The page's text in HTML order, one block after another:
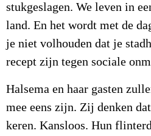
stukgeslagen. We leven in
land. En het wordt met de
je niet volhouden dat je
recept zijn tegen sociale
Halsema en haar gasten
mee eens zijn. Zij denken
keren. Kansloos. Hun